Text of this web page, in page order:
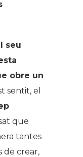
seu
obre un
sentit, el
que
tantes
de crear,